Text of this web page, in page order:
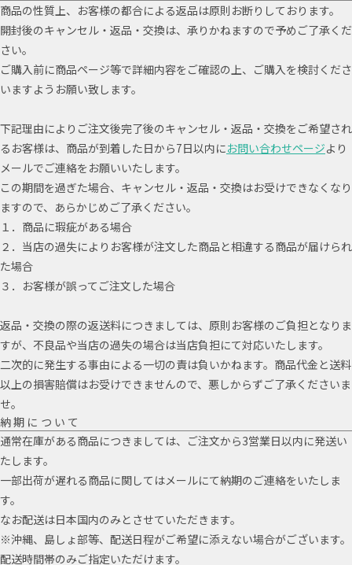
商品の性質上、お客様の都合による返品は原則お断りしております。
開封後のキャンセル・返品・交換は、承りかねますので予めご了承くだ
さい。
ご購入前に商品ページ等で詳細内容をご確認の上、ご購入を検討くださ
いますようお願い致します。
下記理由によりご注文後完了後のキャンセル・返品・交換をご希望され
るお客様は、商品が到着した日から7日以内にお問い合わせページより
メールでご連絡をお願いいたします。
この期間を過ぎた場合、キャンセル・返品・交換はお受けできなくなり
ますので、あらかじめご了承ください。
１．商品に瑕疵がある場合
２．当店の過失によりお客様が注文した商品と相違する商品が届けられ
た場合
３．お客様が誤ってご注文した場合
返品・交換の際の返送料につきましては、原則お客様のご負担となりま
すが、不良品や当店の過失の場合は当店負担にて対応いたします。
二次的に発生する事由による一切の責は負いかねます。商品代金と送料
以上の損害賠償はお受けできませんので、悪しからずご了承くださいま
せ。
納期について
通常在庫がある商品につきましては、ご注文から3営業日以内に発送い
たします。
一部出荷が遅れる商品に関してはメールにて納期のご連絡をいたしま
す。
なお配送は日本国内のみとさせていただきます。
※沖縄、島しょ部等、配送日程がご希望に添えない場合がございます。
配送時間帯のみご指定いただけます。